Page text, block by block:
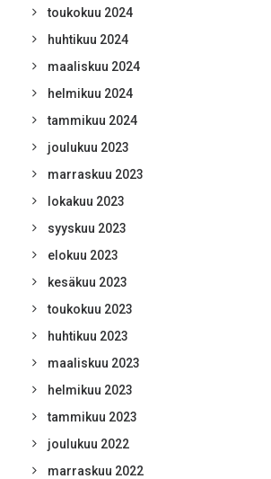
toukokuu 2024
huhtikuu 2024
maaliskuu 2024
helmikuu 2024
tammikuu 2024
joulukuu 2023
marraskuu 2023
lokakuu 2023
syyskuu 2023
elokuu 2023
kesäkuu 2023
toukokuu 2023
huhtikuu 2023
maaliskuu 2023
helmikuu 2023
tammikuu 2023
joulukuu 2022
marraskuu 2022